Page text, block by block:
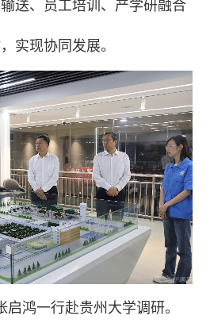
送、员工培训、产学研融合
实现协同发展。
启鸿一行赴贵州大学调研。